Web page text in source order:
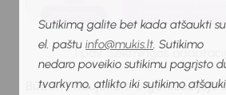
Sutikimą galite bet kada atšaukti
el. paštu info@mukis.lt.
nedaro poveikio sutikimu pagrįsto
tvarkymo, atlikto iki sutikimo
1 pav. Sėkmingos
Būdami naujokais, organizacijoje